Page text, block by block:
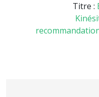
Titre :